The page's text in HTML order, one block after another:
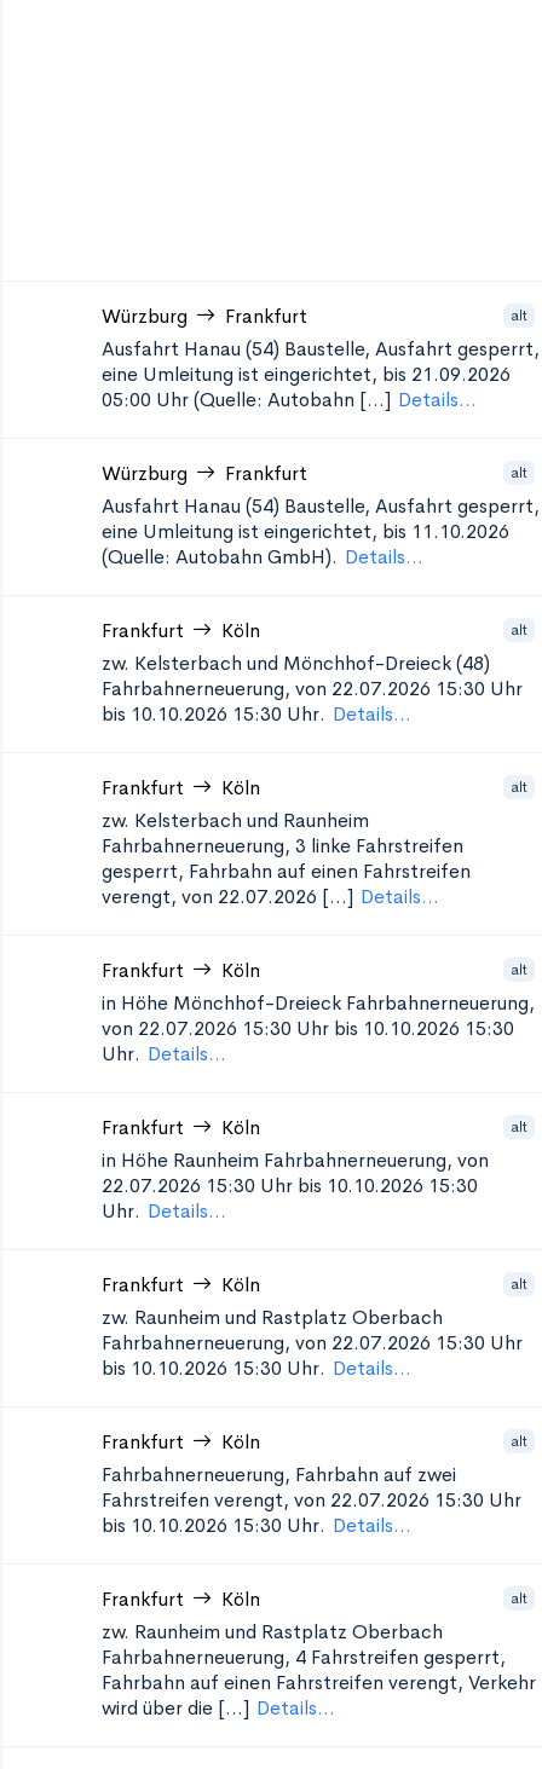
Würzburg Frankfurt alt
Ausfahrt Hanau (54) Baustelle, Ausfahrt gesperrt,
eine Umleitung ist eingerichtet, bis 21.09.2026
05:00 Uhr (Quelle: Autobahn [...] Details...
Würzburg Frankfurt alt
Ausfahrt Hanau (54) Baustelle, Ausfahrt gesperrt,
eine Umleitung ist eingerichtet, bis 11.10.2026
(Quelle: Autobahn GmbH). Details...
Frankfurt Köln alt
zw. Kelsterbach und Mönchhof-Dreieck (48)
Fahrbahnerneuerung, von 22.07.2026 15:30 Uhr
bis 10.10.2026 15:30 Uhr. Details...
Frankfurt Köln alt
zw. Kelsterbach und Raunheim
Fahrbahnerneuerung, 3 linke Fahrstreifen
gesperrt, Fahrbahn auf einen Fahrstreifen
verengt, von 22.07.2026 [...] Details...
Frankfurt Köln alt
in Höhe Mönchhof-Dreieck Fahrbahnerneuerung,
von 22.07.2026 15:30 Uhr bis 10.10.2026 15:30
Uhr. Details...
Frankfurt Köln alt
in Höhe Raunheim Fahrbahnerneuerung, von
22.07.2026 15:30 Uhr bis 10.10.2026 15:30
Uhr. Details...
Frankfurt Köln alt
zw. Raunheim und Rastplatz Oberbach
Fahrbahnerneuerung, von 22.07.2026 15:30 Uhr
bis 10.10.2026 15:30 Uhr. Details...
Frankfurt Köln alt
Fahrbahnerneuerung, Fahrbahn auf zwei
Fahrstreifen verengt, von 22.07.2026 15:30 Uhr
bis 10.10.2026 15:30 Uhr. Details...
Frankfurt Köln alt
zw. Raunheim und Rastplatz Oberbach
Fahrbahnerneuerung, 4 Fahrstreifen gesperrt,
Fahrbahn auf einen Fahrstreifen verengt, Verkehr
wird über die [...] Details...